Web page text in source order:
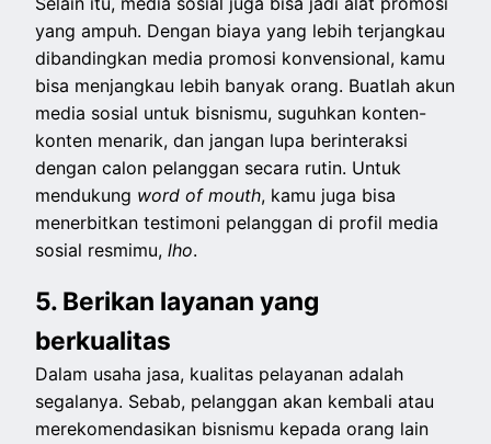
yang ampuh. Dengan biaya yang lebih terjangkau
dibandingkan media promosi konvensional, kamu
bisa menjangkau lebih banyak orang. Buatlah akun
media sosial untuk bisnismu, suguhkan konten-
konten menarik, dan jangan lupa berinteraksi
dengan calon pelanggan secara rutin. Untuk
mendukung word of mouth, kamu juga bisa
menerbitkan testimoni pelanggan di profil media
sosial resmimu,lho.
5. Berikan layanan yang
berkualitas
Dalam usaha jasa, kualitas pelayanan adalah
segalanya. Sebab, pelanggan akan kembali atau
merekomendasikan bisnismu kepada orang lain